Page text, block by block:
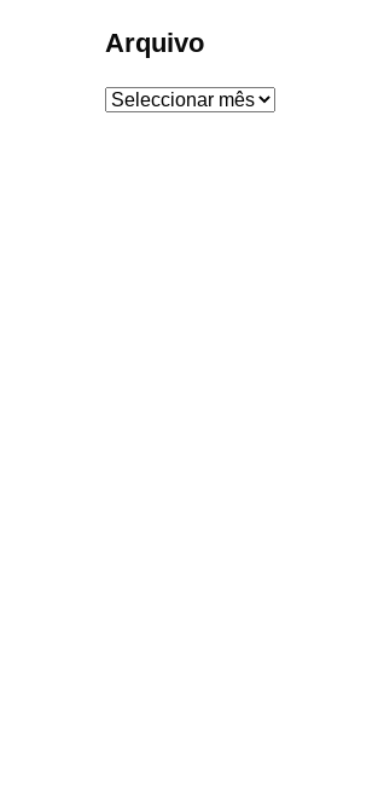
Arquivo
Arquivo